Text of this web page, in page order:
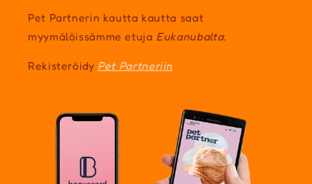
Pet Partnerin kautta kautta saat
myymälöissämme etuja Eukanubalta.
Rekisteröidy Pet Partneriin